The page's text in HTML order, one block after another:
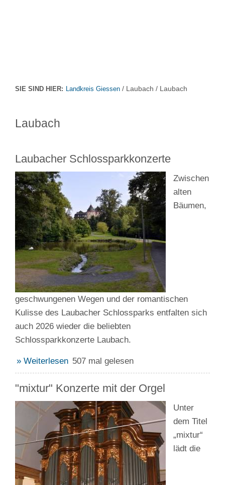
SIE SIND HIER: Landkreis Giessen / Laubach / Laubach
Laubach
Laubacher Schlossparkkonzerte
Zwischen
alten
Bäumen,
geschwungenen Wegen und der romantischen
Kulisse des Laubacher Schlossparks entfalten sich
auch 2026 wieder die beliebten
Schlossparkkonzerte Laubach.
» Weiterlesen 507 mal gelesen
"mixtur" Konzerte mit der Orgel
Unter
dem Titel
„mixtur“
lädt die